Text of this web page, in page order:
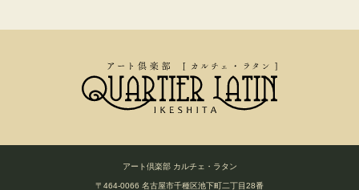
アート倶楽部 カルチェ・ラタン
〒464-0066 名古屋市千種区池下町二丁目28番